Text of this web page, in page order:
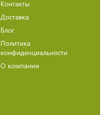
Контакты
Доставка
Блог
Политика
конфиденциальности
О компании